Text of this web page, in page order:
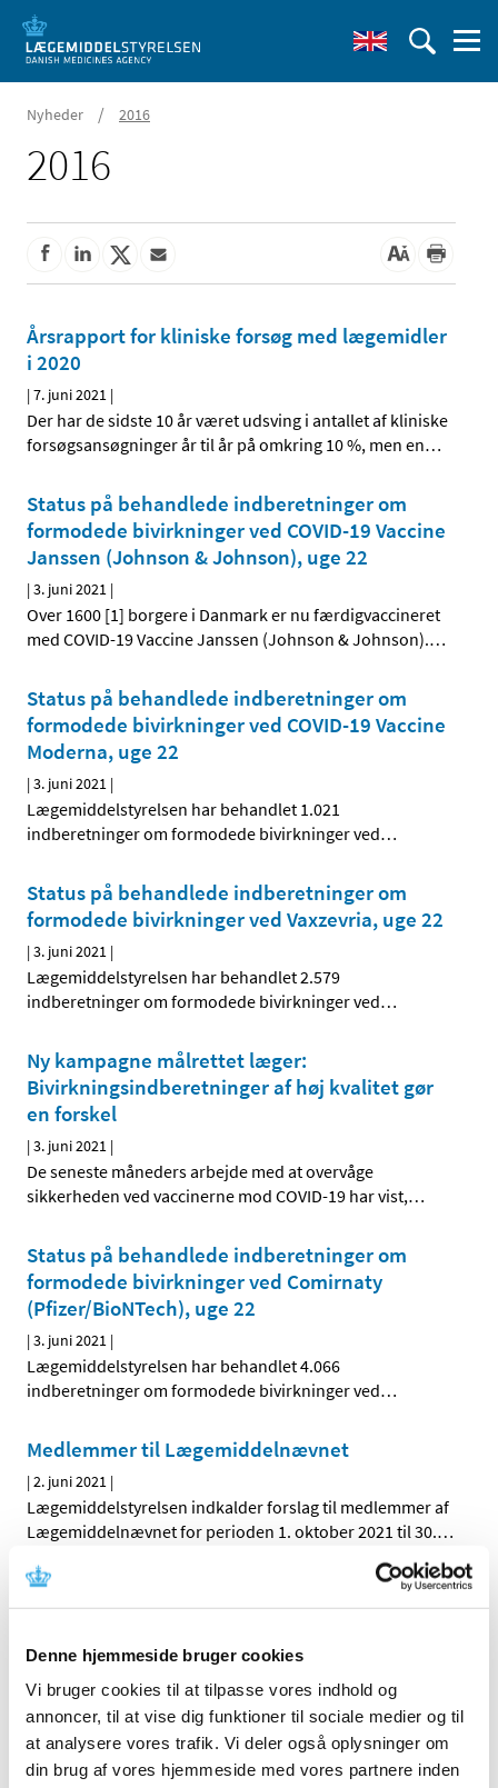
Denne hjemmeside bruger cookies
Vi bruger cookies til at tilpasse vores indhold og
annoncer, til at vise dig funktioner til sociale medier og til
at analysere vores trafik. Vi deler også oplysninger om
din brug af vores hjemmeside med vores partnere inden
Nyheder / 2016
2016
Årsrapport for kliniske forsøg med lægemidler
i 2020
|7. juni 2021 |
Der har de sidste 10 år været udsving i antallet af kliniske
forsøgsansøgninger år til år på omkring 10 %, men en…
Status på behandlede indberetninger om
formodede bivirkninger ved COVID-19 Vaccine
Janssen (Johnson & Johnson), uge 22
|3. juni 2021 |
Over 1600 [1] borgere i Danmark er nu færdigvaccineret
med COVID-19 Vaccine Janssen (Johnson & Johnson).…
Status på behandlede indberetninger om
formodede bivirkninger ved COVID-19 Vaccine
Moderna, uge 22
|3. juni 2021 |
Lægemiddelstyrelsen har behandlet 1.021
indberetninger om formodede bivirkninger ved…
Status på behandlede indberetninger om
formodede bivirkninger ved Vaxzevria, uge 22
|3. juni 2021 |
Lægemiddelstyrelsen har behandlet 2.579
indberetninger om formodede bivirkninger ved…
Ny kampagne målrettet læger:
Bivirkningsindberetninger af høj kvalitet gør
en forskel
|3. juni 2021 |
De seneste måneders arbejde med at overvåge
sikkerheden ved vaccinerne mod COVID-19 har vist,…
Status på behandlede indberetninger om
formodede bivirkninger ved Comirnaty
(Pfizer/BioNTech), uge 22
|3. juni 2021 |
Lægemiddelstyrelsen har behandlet 4.066
indberetninger om formodede bivirkninger ved…
Medlemmer til Lægemiddelnævnet
|2. juni 2021 |
Lægemiddelstyrelsen indkalder forslag til medlemmer af
Lægemiddelnævnet for perioden 1. oktober 2021 til 30.…
VAXZEVRIA/COVID-19 Vaccine AstraZeneca:
Risiko for trombose i kombination med
trombocytopeni – opdateret information
Vaxzevria er kontraindiceret hos personer, der har
oplevet trombose- trombocytopenisyndrom (TTS, også…